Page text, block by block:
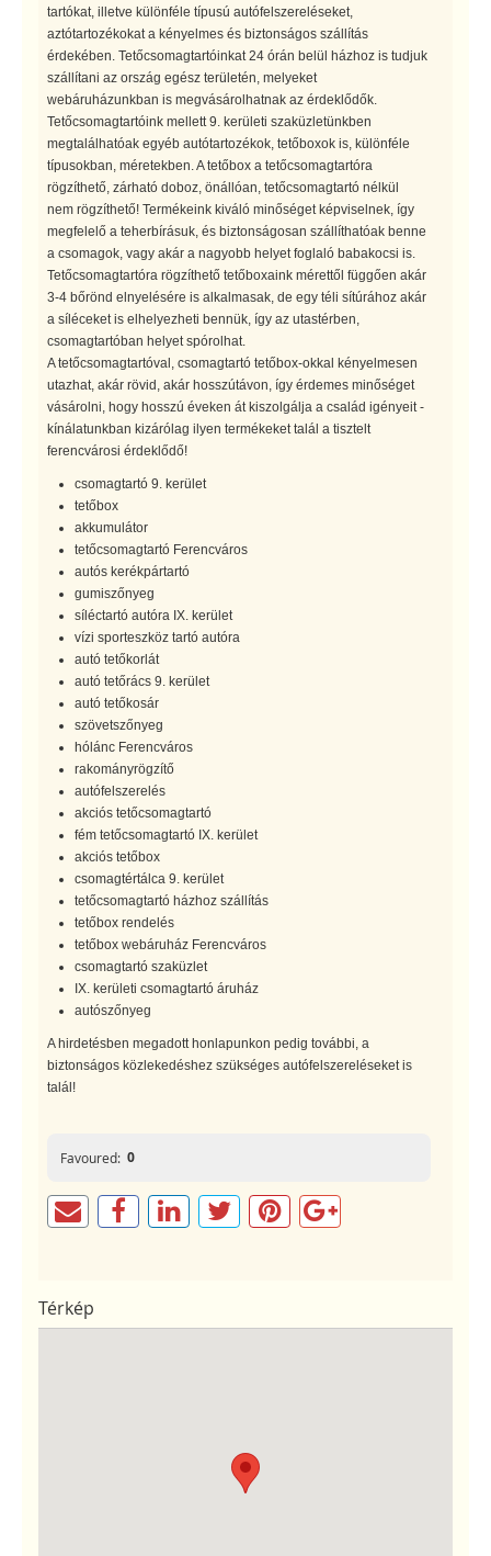
tartókat, illetve különféle típusú autófelszereléseket,
aztótartozékokat a kényelmes és biztonságos szállítás
érdekében. Tetőcsomagtartóinkat 24 órán belül házhoz is tudjuk
szállítani az ország egész területén, melyeket
webáruházunkban is megvásárolhatnak az érdeklődők.
Tetőcsomagtartóink mellett 9. kerületi szaküzletünkben
megtalálhatóak egyéb autótartozékok, tetőboxok is, különféle
típusokban, méretekben. A tetőbox a tetőcsomagtartóra
rögzíthető, zárható doboz, önállóan, tetőcsomagtartó nélkül
nem rögzíthető! Termékeink kiváló minőséget képviselnek, így
megfelelő a teherbírásuk, és biztonságosan szállíthatóak benne
a csomagok, vagy akár a nagyobb helyet foglaló babakocsi is.
Tetőcsomagtartóra rögzíthető tetőboxaink mérettől függően akár
3-4 bőrönd elnyelésére is alkalmasak, de egy téli sítúrához akár
a síléceket is elhelyezheti bennük, így az utastérben,
csomagtartóban helyet spórolhat.
A tetőcsomagtartóval, csomagtartó tetőbox-okkal kényelmesen
utazhat, akár rövid, akár hosszútávon, így érdemes minőséget
vásárolni, hogy hosszú éveken át kiszolgálja a család igényeit -
kínálatunkban kizárólag ilyen termékeket talál a tisztelt
ferencvárosi érdeklődő!
csomagtartó 9. kerület
tetőbox
akkumulátor
tetőcsomagtartó Ferencváros
autós kerékpártartó
gumiszőnyeg
síléctartó autóra IX. kerület
vízi sporteszköz tartó autóra
autó tetőkorlát
autó tetőrács 9. kerület
autó tetőkosár
szövetszőnyeg
hólánc Ferencváros
rakományrögzítő
autófelszerelés
akciós tetőcsomagtartó
fém tetőcsomagtartó IX. kerület
akciós tetőbox
csomagtértálca 9. kerület
tetőcsomagtartó házhoz szállítás
tetőbox rendelés
tetőbox webáruház Ferencváros
csomagtartó szaküzlet
IX. kerületi csomagtartó áruház
autószőnyeg
A hirdetésben megadott honlapunkon pedig további, a
biztonságos közlekedéshez szükséges autófelszereléseket is
talál!
Favoured: 0
Térkép